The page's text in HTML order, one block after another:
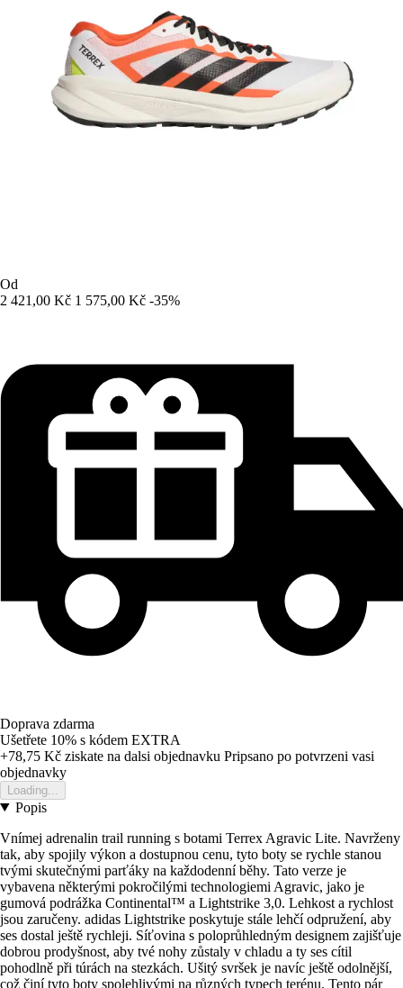
Od
2 421,00 Kč 1 575,00 Kč -35%
Doprava zdarma
Ušetřete 10% s kódem EXTRA
+78,75 Kč ziskate na dalsi objednavku Pripsano po potvrzeni vasi
objednavky
Loading...
Popis
Vnímej adrenalin trail running s botami Terrex Agravic Lite. Navrženy
tak, aby spojily výkon a dostupnou cenu, tyto boty se rychle stanou
tvými skutečnými parťáky na každodenní běhy. Tato verze je
vybavena některými pokročilými technologiemi Agravic, jako je
gumová podrážka Continental™ a Lightstrike 3,0. Lehkost a rychlost
jsou zaručeny. adidas Lightstrike poskytuje stále lehčí odpružení, aby
ses dostal ještě rychleji. Síťovina s poloprůhledným designem zajišťuje
dobrou prodyšnost, aby tvé nohy zůstaly v chladu a ty ses cítil
pohodlně při túrách na stezkách. Ušitý svršek je navíc ještě odolnější,
což činí tyto boty spolehlivými na různých typech terénu. Tento pár